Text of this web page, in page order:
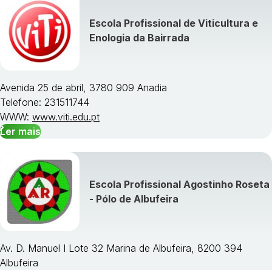
Escola Profissional de Viticultura e
Enologia da Bairrada
Avenida 25 de abril, 3780 909 Anadia
Telefone: 231511744
WWW: www.viti.edu.pt
Ler mais
Escola Profissional Agostinho Roseta
- Pólo de Albufeira
Av. D. Manuel I Lote 32 Marina de Albufeira, 8200 394
Albufeira